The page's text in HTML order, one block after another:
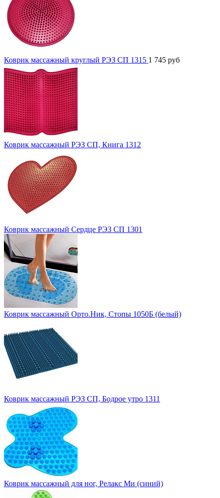
Коврик массажный круглый РЭЗ СП 1315 1 745 руб
Коврик массажный РЭЗ СП, Книга 1312
Коврик массажный Сердце РЭЗ СП 1301
Коврик массажный Орто.Ник, Стопы 1050Б (белый)
Коврик массажный РЭЗ СП, Бодрое утро 1311
Коврик массажный для ног, Релакс Ми (синий)